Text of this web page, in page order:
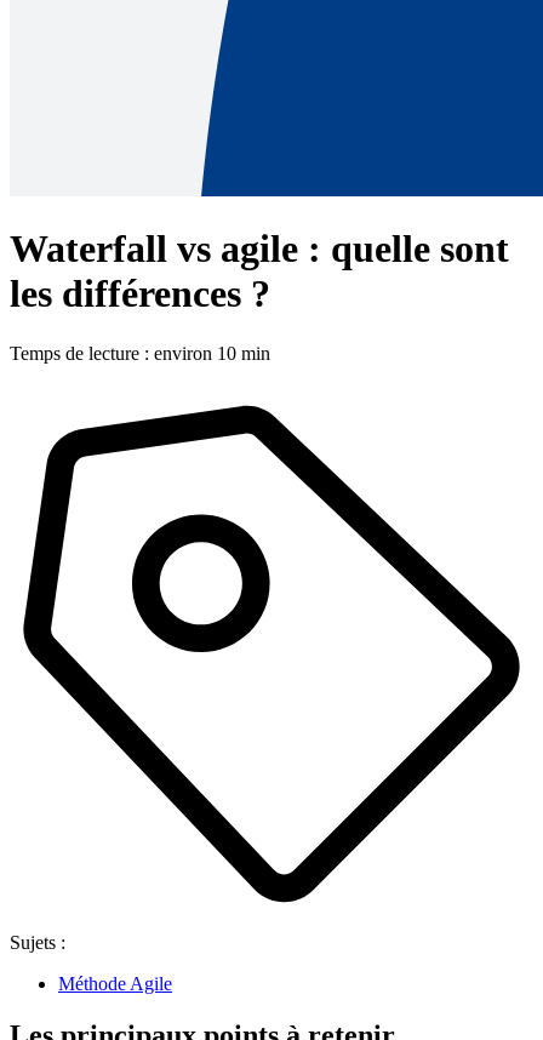
Waterfall vs agile : quelle sont
les différences ?
Temps de lecture : environ 10 min
Sujets :
Méthode Agile